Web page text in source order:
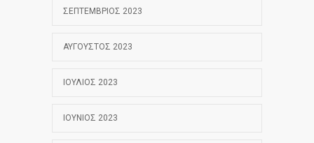
ΣΕΠΤΈΜΒΡΙΟΣ 2023
ΑΎΓΟΥΣΤΟΣ 2023
ΙΟΎΛΙΟΣ 2023
ΙΟΎΝΙΟΣ 2023